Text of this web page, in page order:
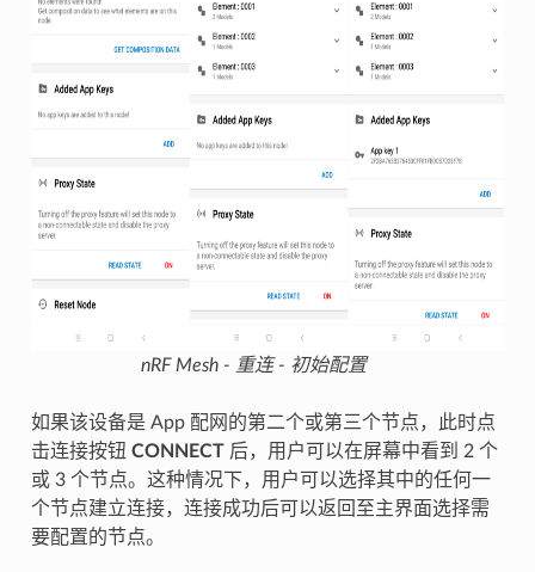
nRF Mesh - 重连 - 初始配置
如果该设备是 App 配网的第二个或第三个节点，此时点
击连接按钮 CONNECT后，用户可以在屏幕中看到 2 个
或 3 个节点。这种情况下，用户可以选择其中的任何一
个节点建立连接，连接成功后可以返回至主界面选择需
要配置的节点。